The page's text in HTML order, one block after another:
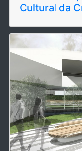
Cultural da